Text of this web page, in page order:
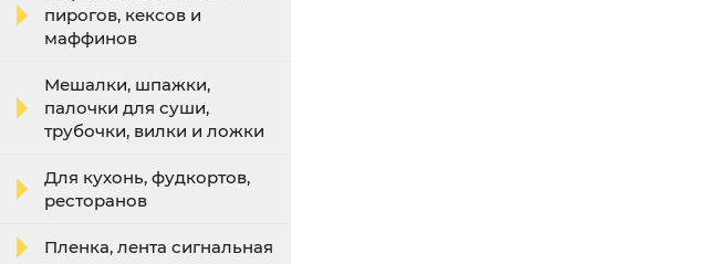
пирогов, кексов и
маффинов
Мешалки, шпажки,
палочки для суши,
трубочки, вилки и ложки
Для кухонь, фудкортов,
ресторанов
Пленка, лента сигнальная